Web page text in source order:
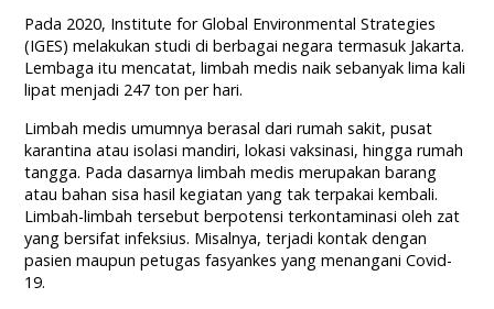
Pada 2020, Institute for Global Environmental Strategies
(IGES) melakukan studi di berbagai negara termasuk Jakarta.
Lembaga itu mencatat, limbah medis naik sebanyak lima kali
lipat menjadi 247 ton per hari.
Limbah medis umumnya berasal dari rumah sakit, pusat
karantina atau isolasi mandiri, lokasi vaksinasi, hingga rumah
tangga. Pada dasarnya limbah medis merupakan barang
atau bahan sisa hasil kegiatan yang tak terpakai kembali.
Limbah-limbah tersebut berpotensi terkontaminasi oleh zat
yang bersifat infeksius. Misalnya, terjadi kontak dengan
pasien maupun petugas fasyankes yang menangani Covid-
19.